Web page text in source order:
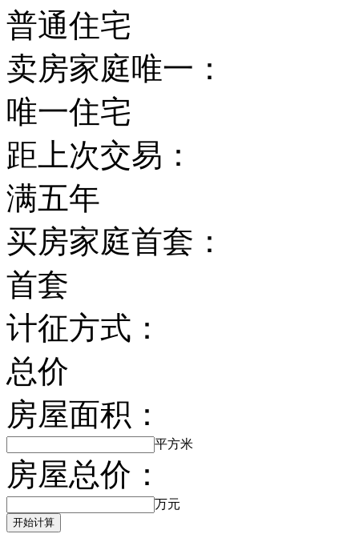
普通住宅
卖房家庭唯一：
唯一住宅
距上次交易：
满五年
买房家庭首套：
首套
计征方式：
总价
房屋面积：
平方米
房屋总价：
万元
开始计算